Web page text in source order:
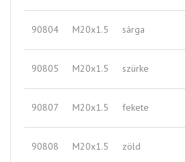
90804 M20x1.5 sárga
90805 M20x1.5 szürke
90807 M20x1.5 fekete
90808 M20x1.5 zöld